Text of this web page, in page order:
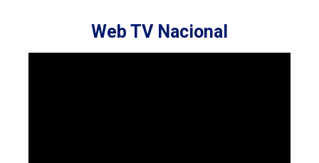
Web TV Nacional